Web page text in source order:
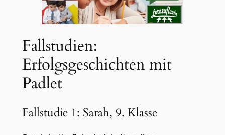
Fallstudien:
Erfolgsgeschichten mit
Padlet
Fallstudie 1: Sarah, 9. Klasse